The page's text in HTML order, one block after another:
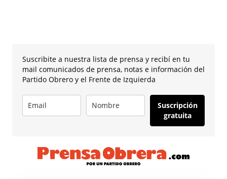
Suscribite a nuestra lista de prensa y recibí en tu
mail comunicados de prensa, notas e información del
Partido Obrero y el Frente de Izquierda
Suscripción
gratuita